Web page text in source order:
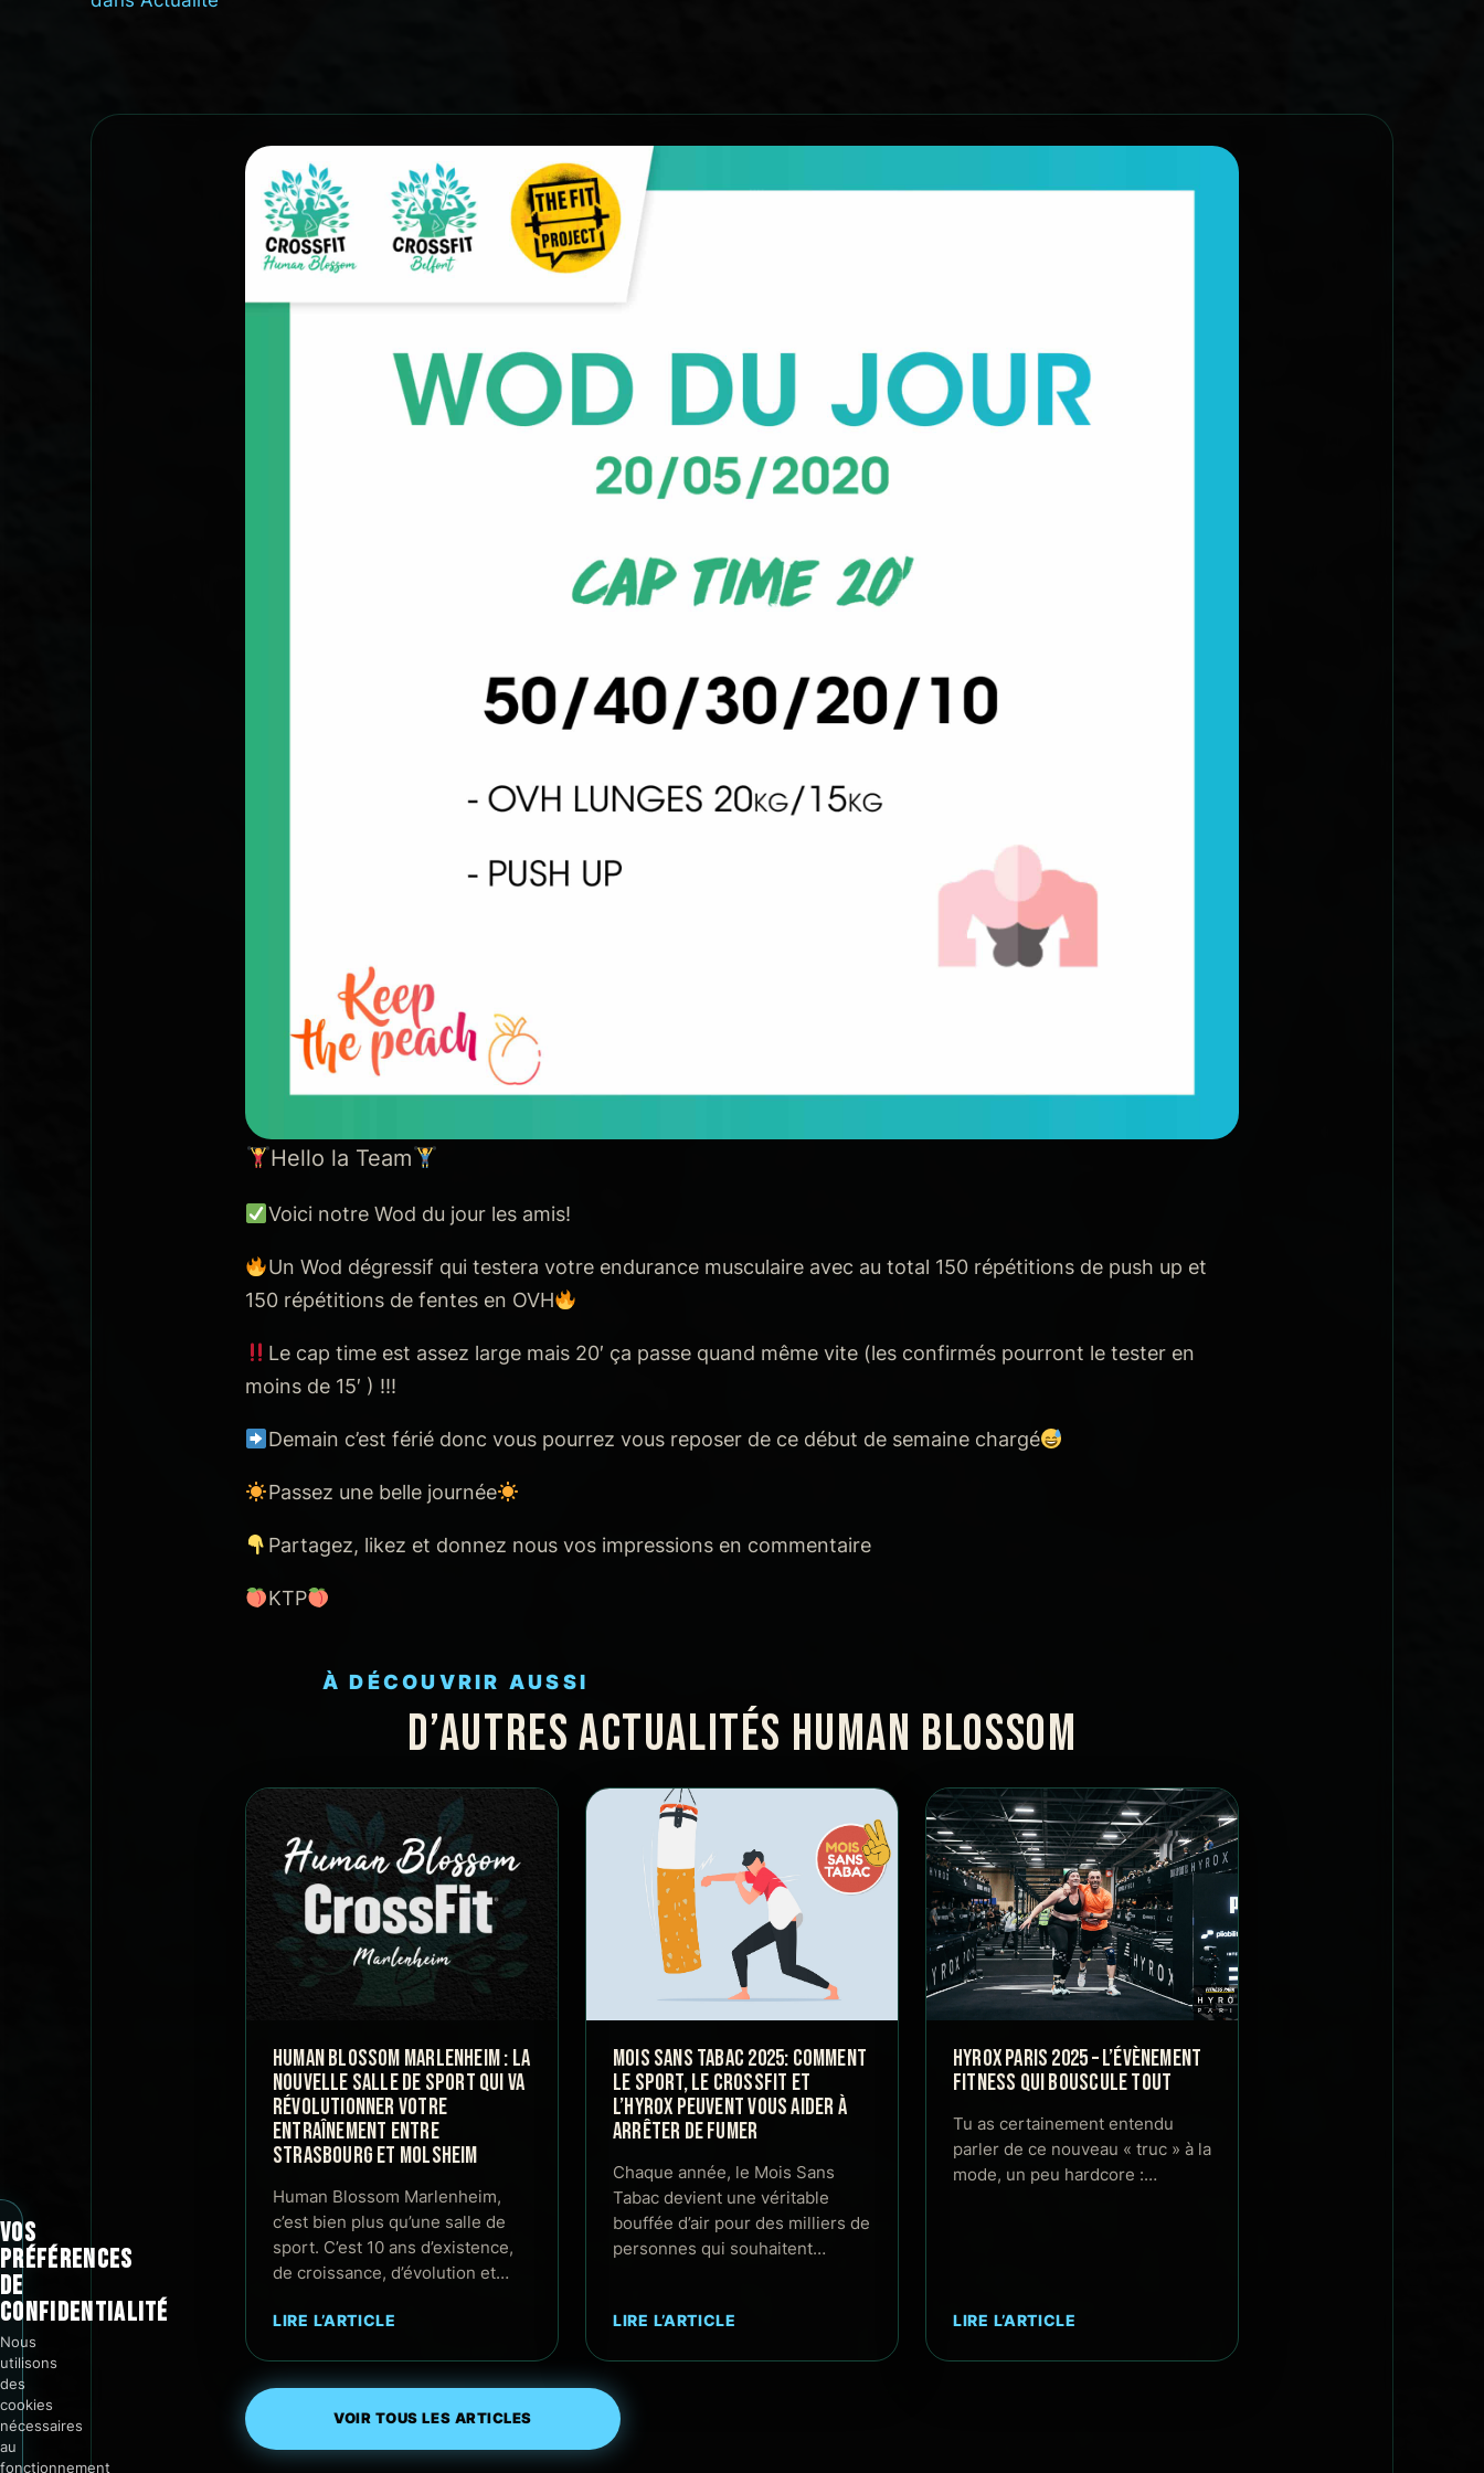
Hello la Team
Voici notre Wod du jour les amis!
Un Wod dégressif qui testera votre endurance musculaire avec au total 150 répétitions de push up et
150 répétitions de fentes en OVH
Le cap time est assez large mais 20′ ça passe quand même vite (les confirmés pourront le tester en
moins de 15′ ) !!!
Demain c’est férié donc vous pourrez vous reposer de ce début de semaine chargé
Passez une belle journée
Partagez, likez et donnez nous vos impressions en commentaire
KTP
À DÉCOUVRIR AUSSI
D’AUTRES ACTUALITÉS HUMAN BLOSSOM
HUMAN BLOSSOM MARLENHEIM : LA
NOUVELLE SALLE DE SPORT QUI VA
RÉVOLUTIONNER VOTRE
ENTRAÎNEMENT ENTRE
STRASBOURG ET MOLSHEIM
Human Blossom Marlenheim,
c’est bien plus qu’une salle de
sport. C’est 10 ans d’existence,
de croissance, d’évolution et…
LIRE L’ARTICLE
MOIS SANS TABAC 2025: COMMENT
LE SPORT, LE CROSSFIT ET
L’HYROX PEUVENT VOUS AIDER À
ARRÊTER DE FUMER
Chaque année, le Mois Sans
Tabac devient une véritable
bouffée d’air pour des milliers de
personnes qui souhaitent…
LIRE L’ARTICLE
HYROX PARIS 2025 – L’ÉVÈNEMENT
FITNESS QUI BOUSCULE TOUT
Tu as certainement entendu
parler de ce nouveau « truc » à la
mode, un peu hardcore :…
LIRE L’ARTICLE
VOIR TOUS LES ARTICLES
VOS
PRÉFÉRENCES
DE
CONFIDENTIALITÉ
Nous
utilisons
des
cookies
nécessaires
au
fonctionnement